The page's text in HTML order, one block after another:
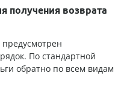
получения возврата
По стандартной
обратно по всем видам